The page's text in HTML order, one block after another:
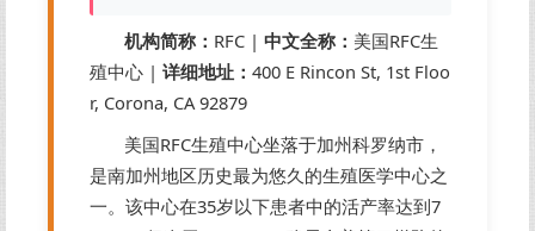
机构简称： RFC |中文全称： 美国RFC生
殖中心 | 详细地址： 400 E Rincon St, 1st Floo
r, Corona, CA 92879
美国RFC生殖中心坐落于加州科罗纳市，
是南加州地区历史最为悠久的生殖医学中心之
一。该中心在35岁以下患者中的活产率达到7